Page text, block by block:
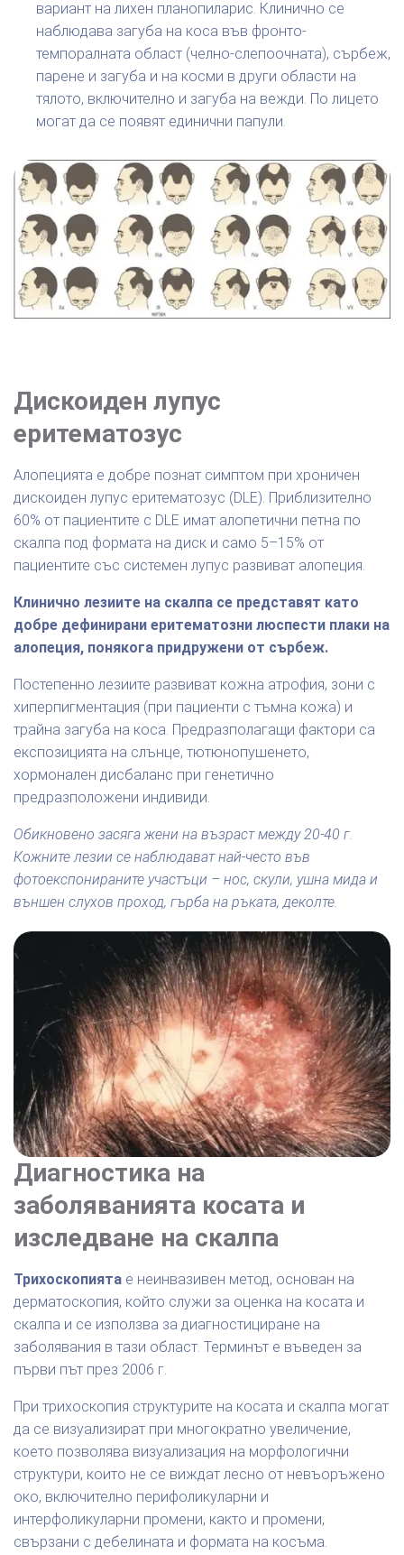
вариант на лихен планопиларис. Клинично се
наблюдава загуба на коса във фронто-
темпоралната област (челно-слепоочната), сърбеж,
парене и загуба и на косми в други области на
тялото, включително и загуба на вежди. По лицето
могат да се появят единични папули.
Дискоиден лупус
еритематозус
Алопецията е добре познат симптом при хроничен
дискоиден лупус еритематозус (DLE). Приблизително
60% от пациентите с DLE имат алопетични петна по
скалпа под формата на диск и само 5–15% от
пациентите със системен лупус развиват алопеция.
Клинично лезиите на скалпа се представят като
добре дефинирани еритематозни люспести плаки на
алопеция, понякога придружени от сърбеж.
Постепенно лезиите развиват кожна атрофия, зони с
хиперпигментация (при пациенти с тъмна кожа) и
трайна загуба на коса. Предразполагащи фактори са
експозицията на слънце, тютюнопушенето,
хормонален дисбаланс при генетично
предразположени индивиди.
Обикновено засяга жени на възраст между 20-40 г.
Кожните лезии се наблюдават най-често във
фотоекспонираните участъци – нос, скули, ушна мида и
външен слухов проход, гърба на ръката, деколте.
Диагностика на
заболяванията косата и
изследване на скалпа
Трихоскопията е неинвазивен метод, основан на
дерматоскопия, който служи за оценка на косата и
скалпа и се използва за диагностициране на
заболявания в тази област. Терминът е въведен за
първи път през 2006 г.
При трихоскопия структурите на косата и скалпа могат
да се визуализират при многократно увеличение,
което позволява визуализация на морфологични
структури, които не се виждат лесно от невъоръжено
око, включително перифоликуларни и
интерфоликуларни промени, както и промени,
свързани с дебелината и формата на косъма.